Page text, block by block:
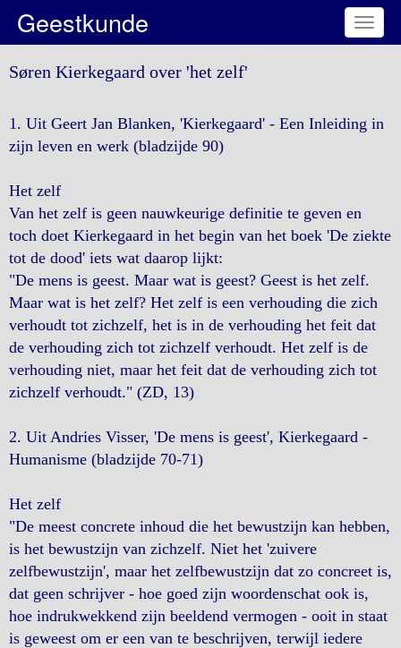
Toggle
Geestkunde
Søren Kierkegaard over 'het zelf'
1. Uit Geert Jan Blanken, 'Kierkegaard' - Een Inleiding in
zijn leven en werk (bladzijde 90)
Het zelf
Van het zelf is geen nauwkeurige definitie te geven en
toch doet Kierkegaard in het begin van het boek 'De ziekte
tot de dood' iets wat daarop lijkt:
"De mens is geest. Maar wat is geest? Geest is het zelf.
Maar wat is het zelf? Het zelf is een verhouding die zich
verhoudt tot zichzelf, het is in de verhouding het feit dat
de verhouding zich tot zichzelf verhoudt. Het zelf is de
verhouding niet, maar het feit dat de verhouding zich tot
zichzelf verhoudt." (ZD, 13)
2. Uit Andries Visser, 'De mens is geest', Kierkegaard -
Humanisme (bladzijde 70-71)
Het zelf
"De meest concrete inhoud die het bewustzijn kan hebben,
is het bewustzijn van zichzelf. Niet het 'zuivere
zelfbewustzijn', maar het zelfbewustzijn dat zo concreet is,
dat geen schrijver - hoe goed zijn woordenschat ook is,
hoe indrukwekkend zijn beeldend vermogen - ooit in staat
is geweest om er een van te beschrijven, terwijl iedere